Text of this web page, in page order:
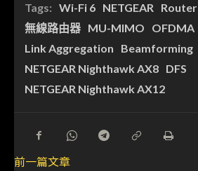
Tags: Wi-Fi 6 NETGEAR Router
無線路由器 MU-MIMO
OFDMA
Link Aggregation
Beamforming
NETGEAR Nighthawk AX8 DFS
NETGEAR Nighthawk AX12
前一篇文章